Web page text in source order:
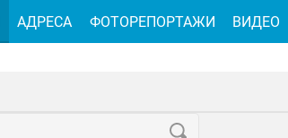
АДРЕСА ФОТОРЕПОРТАЖИ ВИДЕО